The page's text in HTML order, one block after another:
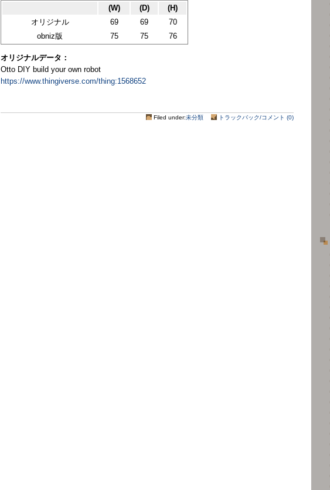
(W) (D)
(H)
オリジナル
69 69
70
obniz版
75 75 76
オリジナルデータ：
Otto DIY build your own robot
https://www.thingiverse.com/thing:1568652
Filed under:未分類 トラックバック/コメント (0)